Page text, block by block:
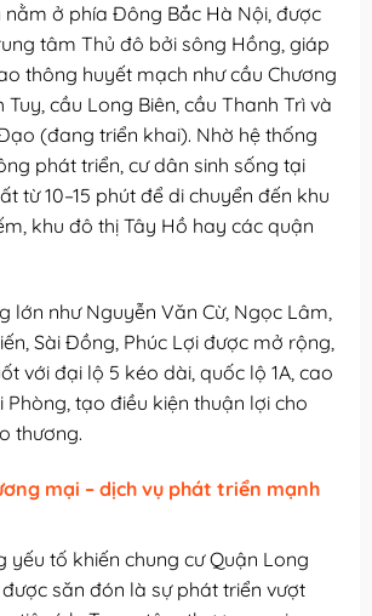
nằm ở phía Đông Bắc Hà Nội, được
tâm Thủ đô bởi sông Hồng, giáp
thông huyết mạch như cầu Chương
Tuy, cầu Long Biên, cầu Thanh Trì và
(đang triển khai). Nhờ hệ thống
phát triển, cư dân sinh sống tại
từ 10–15 phút để di chuyển đến khu
khu đô thị Tây Hồ hay các quận
lớn như Nguyễn Văn Cừ, Ngọc Lâm,
Sài Đồng, Phúc Lợi được mở rộng,
với đại lộ 5 kéo dài, quốc lộ 1A, cao
Phòng, tạo điều kiện thuận lợi cho
thương.
mại – dịch vụ phát triển mạnh
yếu tố khiến chung cư Quận Long
săn đón là sự phát triển vượt